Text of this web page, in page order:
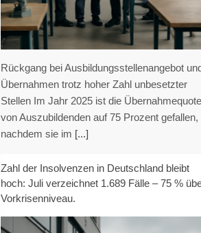
IWH-Insolvenztrend: Hohe Anzahl an
Firmeninsolvenzen im Juli Das Leibniz-Institut
für Wirtschaftsforschung Halle (IWH)
veröffentlicht in seiner aktuellen Analyse eine
nahezu konstante Anzahl an Insolvenzen von
Eltern bereit zu zahlen: Soziale Faktoren
beeinflussen die Nutzung von KI für
Hausaufgaben und Lernhilfen.